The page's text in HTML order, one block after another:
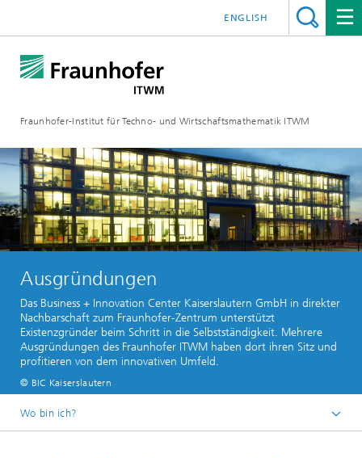
Fraunhofer-Institut für Techno- und Wirtschaftsmathematik ITWM
ENGLISH
Ausgründungen
Das Business + Innovation Center Kaiserslautern GmbH in direkter
Nachbarschaft zum Fraunhofer-Zentrum unterstützt
Existenzgründer beim Schritt in die Selbstständigkeit. Mehrere
Ausgründungen des Fraunhofer ITWM haben dort ihren Sitz und
profitieren von dem innovativen Umfeld.
© BIC Kaiserslautern
Wo bin ich?